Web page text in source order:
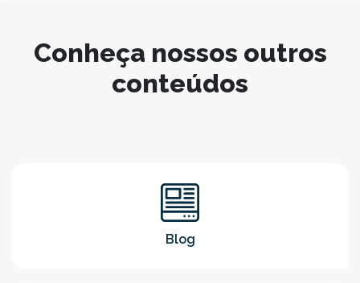
Conheça nossos outros
conteúdos
Blog